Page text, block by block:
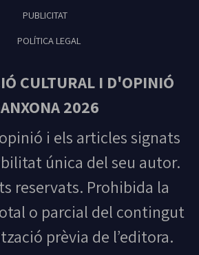
PUBLICITAT
POLÍTICA LEGAL
CULTURAL I D'OPINIÓ
2026
i els articles signats
única del seu autor.
reservats. Prohibida la
o parcial del contingut
prèvia de l’editora.